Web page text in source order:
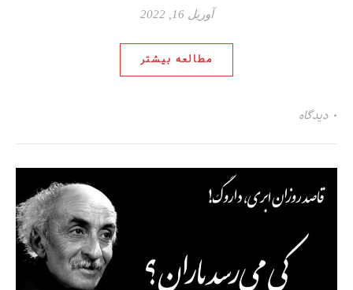
آوریل 16, 2022
مطالعه بیشتر
۰ دیدگاه